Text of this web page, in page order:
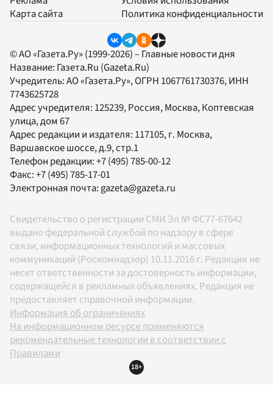
Карта сайта
Политика конфиденциальности
© АО «Газета.Ру» (1999-2026) – Главные новости дня
Название: Газета.Ru (Gazeta.Ru)
Учредитель:АО «Газета.Ру», ОГРН 1067761730376, ИНН
7743625728
Адрес учредителя: 125239, Россия, Москва, Коптевская
улица, дом 67
Адрес редакции и издателя: 117105, г. Москва,
Варшавское шоссе, д.9, стр.1
Телефон редакции:+7 (495) 785-00-12
Факс:+7 (495) 785-17-01
Электронная почта: gazeta@gazeta.ru
Свидетельство о регистрации СМИ Эл № ФС77-67642
выдано федеральной службой по надзору в сфере
связи, информационных технологий и массовых
коммуникаций (Роскомнадзор) 10.11.2016 г. Редакция не
несет ответственности за достоверность информации,
содержащейся в рекламных объявлениях. Редакция не
предоставляет справочной информации.
Информация об ограничениях
На информационном ресурсе применяются
рекомендательные технологии в соответствии с
Правилами
18+